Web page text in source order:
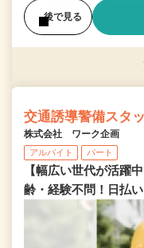
後で見る
交通誘導警備スタ
株式会社 ワーク企画
アルバイト パート
【幅広い世代が活躍
齢・経験不問！日払